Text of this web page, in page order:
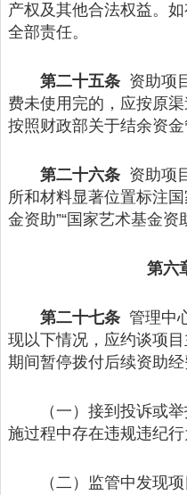
产权及其他合法权益。
全部责任。
第二十五条 资助项
费未使用完的，应按原
按照财政部关于结余资金
第二十六条 资助项
所和材料显著位置标注
金资助”“国家艺术基金资
第六
第二十七条 管理中
现以下情况，应约谈项
期间暂停拨付后续资助经
（一）接到投诉或
施过程中存在违规违纪行
（二）监管中发现